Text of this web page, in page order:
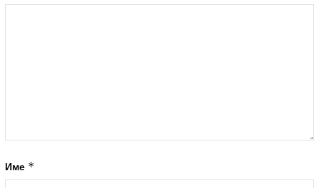
Име *